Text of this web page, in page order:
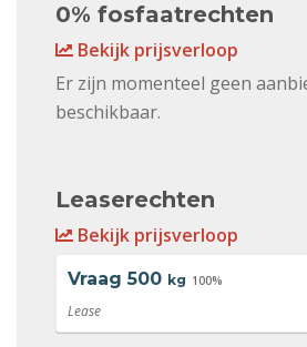
0% fosfaatrechten
Bekijk prijsverloop
Er zijn momenteel geen
beschikbaar.
Leaserechten
Bekijk prijsverloop
Vraag 500 kg 100%
Lease